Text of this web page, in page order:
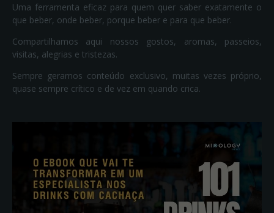
Uma ferramenta eficaz para quem quer saber exatamente o
que beber, onde beber, porque beber e para que beber.
Compartilhamos aqui nossos gostos, aromas, passeios,
visitas, alegrias e tristezas.
Sempre geramos conteúdo exclusivo, muitas vezes próprio,
quase sempre crítico e de vez em quando crica.